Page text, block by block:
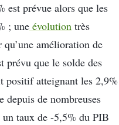
est prévue alors que les
; une évolution très
amélioration de
prévu que le solde des
positif atteignant les 2,9%
depuis de nombreuses
taux de -5,5% du PIB